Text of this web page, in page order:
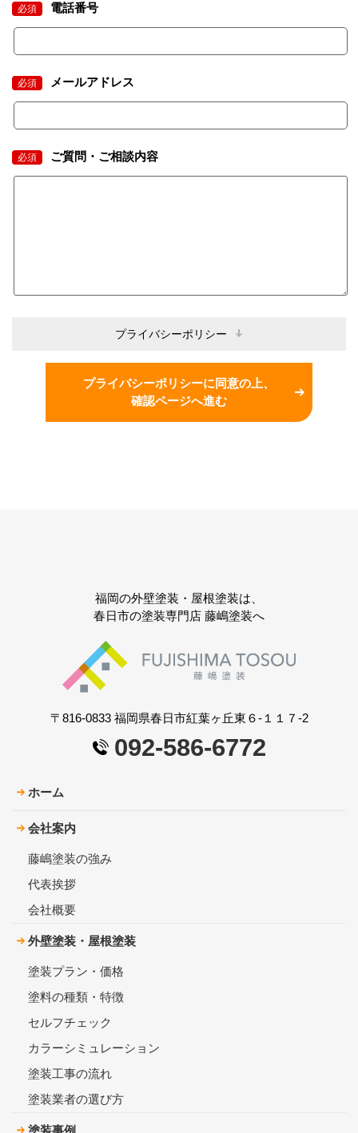
必須 電話番号
必須 メールアドレス
必須 ご質問・ご相談内容
プライバシーポリシー
プライバシーポリシーに同意の上、
確認ページへ進む
福岡の外壁塗装・屋根塗装は、
春日市の塗装専門店 藤嶋塗装へ
〒816-0833 福岡県春日市紅葉ヶ丘東６-１１７-2
092-586-6772
ホーム
会社案内
藤嶋塗装の強み
代表挨拶
会社概要
外壁塗装・屋根塗装
塗装プラン・価格
塗料の種類・特徴
セルフチェック
カラーシミュレーション
塗装工事の流れ
塗装業者の選び方
塗装事例